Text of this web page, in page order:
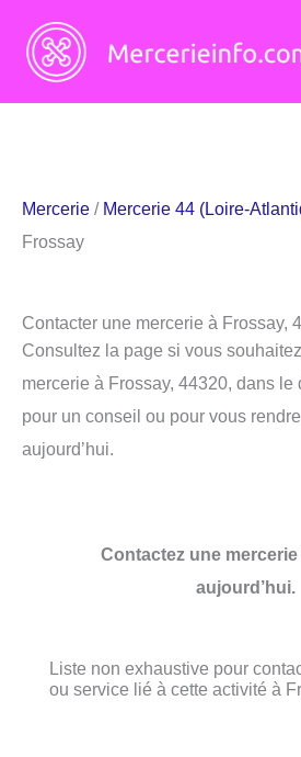
contenu
Mercerie / Mercerie 44 (Loire-
Frossay
Contacter une mercerie à Frossay,
Consultez la page si vous
mercerie à Frossay, 44320, dans le
pour un conseil ou pour vous
aujourd’hui.
Contactez une
aujourd’hui.
Liste non exhaustive pour
ou service lié à cette activité à